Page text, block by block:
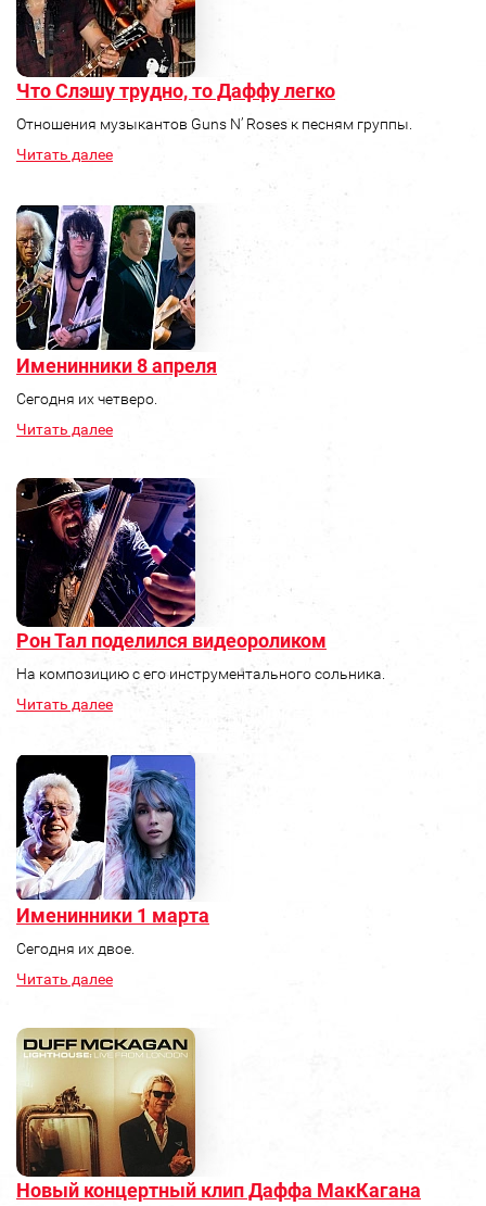
Что Слэшу трудно, то Даффу легко
Отношения музыкантов Guns N’ Roses к песням группы.
Читать далее
Именинники 8 апреля
Сегодня их четверо.
Читать далее
Рон Тал поделился видеороликом
На композицию с его инструментального сольника.
Читать далее
Именинники 1 марта
Сегодня их двое.
Читать далее
Новый концертный клип Даффа МакКагана